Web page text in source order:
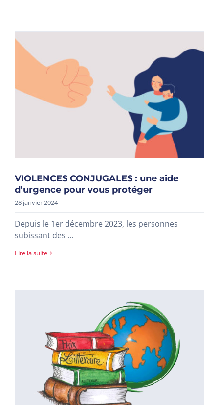
VIOLENCES CONJUGALES : une aide
d’urgence pour vous protéger
28 janvier 2024
Depuis le 1er décembre 2023, les personnes
subissant des ...
Lire la suite